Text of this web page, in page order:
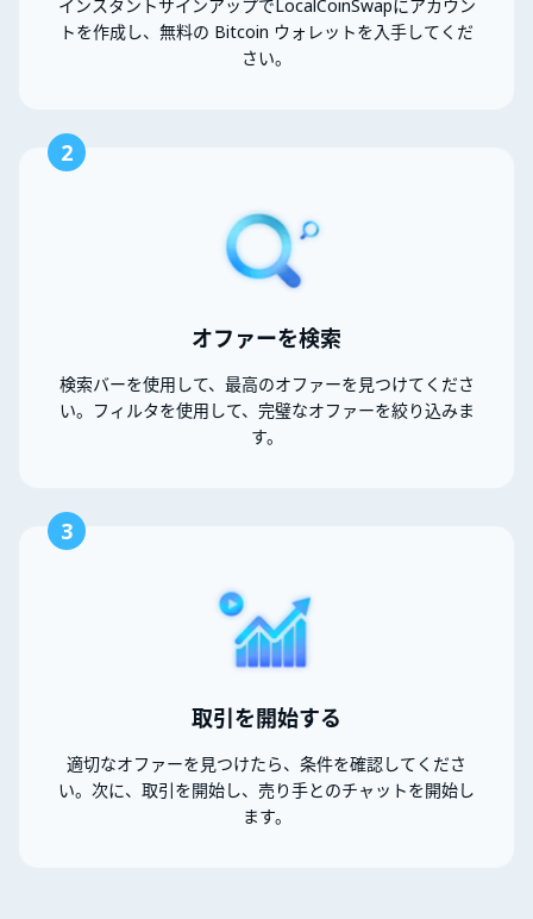
インスタントサインアップでLocalCoinSwapにアカウン
トを作成し、無料の Bitcoin ウォレットを入手してくだ
さい。
2
オファーを検索
検索バーを使用して、最高のオファーを見つけてくださ
い。フィルタを使用して、完璧なオファーを絞り込みま
す。
3
取引を開始する
適切なオファーを見つけたら、条件を確認してくださ
い。次に、取引を開始し、売り手とのチャットを開始し
ます。